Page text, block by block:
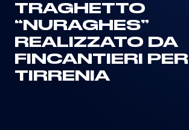
TRAGHETTO
“NURAGHES”
REALIZZATO DA
FINCANTIERI PER
TIRRENIA